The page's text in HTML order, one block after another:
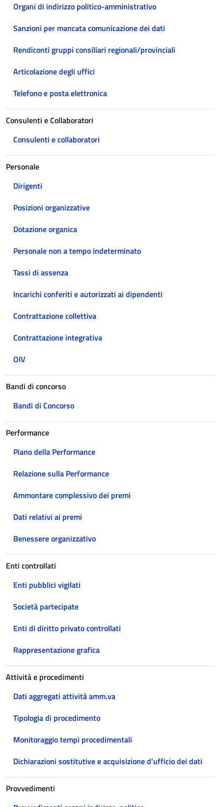
Organi di indirizzo politico-amministrativo
Sanzioni per mancata comunicazione dei dati
Rendiconti gruppi consiliari regionali/provinciali
Articolazione degli uffici
Telefono e posta elettronica
Consulenti e Collaboratori
Consulenti e collaboratori
Personale
Dirigenti
Posizioni organizzative
Dotazione organica
Personale non a tempo indeterminato
Tassi di assenza
Incarichi conferiti e autorizzati ai dipendenti
Contrattazione collettiva
Contrattazione integrativa
OIV
Bandi di concorso
Bandi di Concorso
Performance
Piano della Performance
Relazione sulla Performance
Ammontare complessivo dei premi
Dati relativi ai premi
Benessere organizzativo
Enti controllati
Enti pubblici vigilati
Società partecipate
Enti di diritto privato controllati
Rappresentazione grafica
Attività e procedimenti
Dati aggregati attività amm.va
Tipologia di procedimento
Monitoraggio tempi procedimentali
Dichiarazioni sostitutive e acquisizione d’ufficio dei dati
Provvedimenti